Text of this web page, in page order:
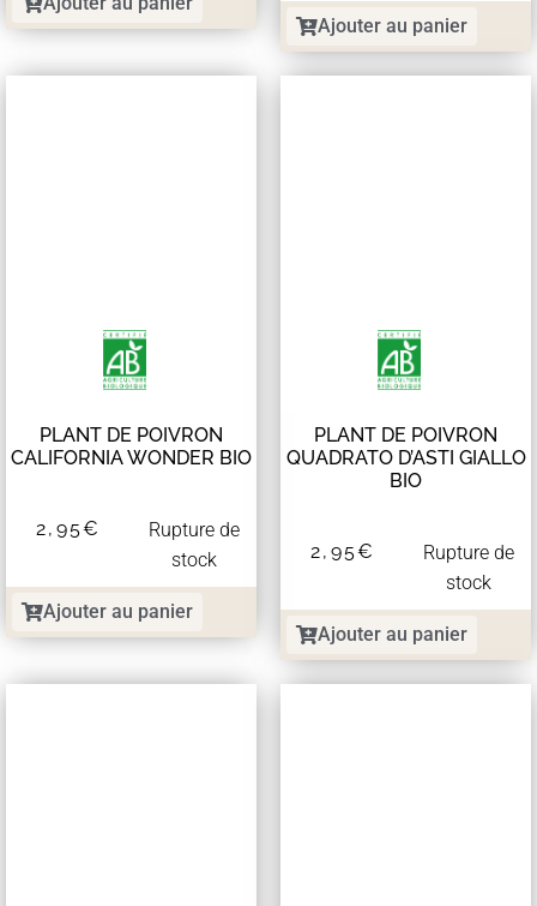
Ajouter au panier
PLANT DE POIVRON
CALIFORNIA WONDER BIO
2,95€
Rupture de
stock
Ajouter au panier
PLANT DE POIVRON
QUADRATO D’ASTI GIALLO
BIO
2,95€
Rupture de
stock
Ajouter au panier